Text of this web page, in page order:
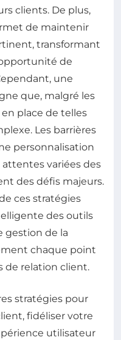
clients. De plus,
de maintenir
transformant
de
une
que, malgré les
place de telles
Les barrières
personnalisation
variées des
des défis majeurs.
ces stratégies
des outils
gestion de la
chaque point
de relation client.